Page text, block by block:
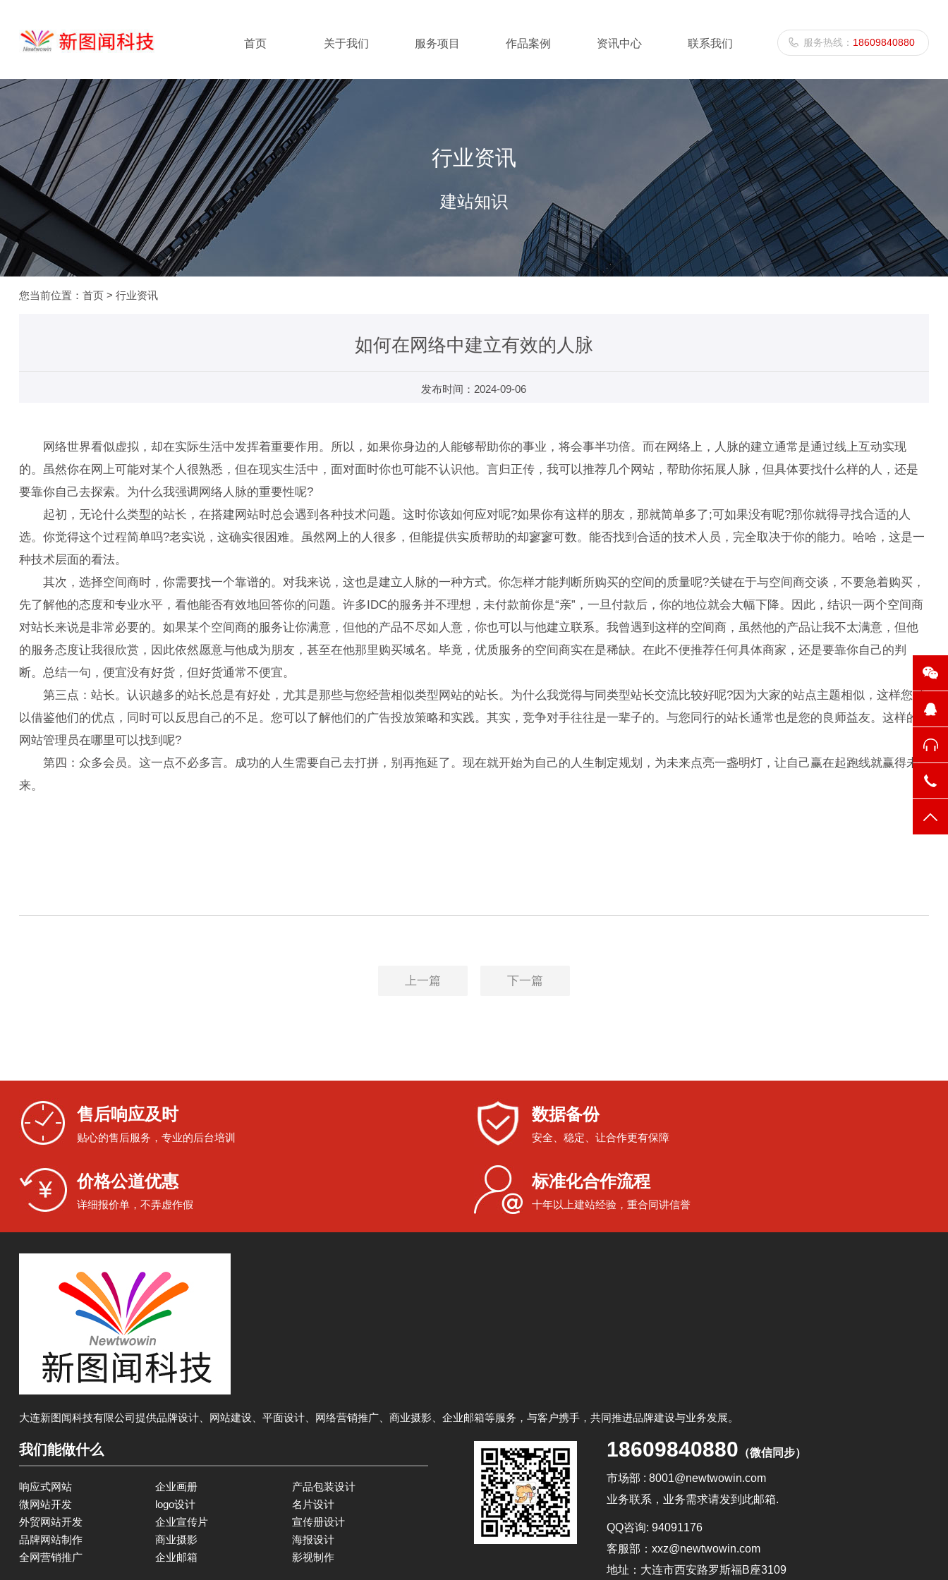
首页 关于我们 服务项目 作品案例 资讯中心 联系我们 服务热线： 18609840880
行业资讯
建站知识
您当前位置： 首页> 行业资讯
如何在网络中建立有效的人脉
发布时间：2024-09-06
网络世界看似虚拟，却在实际生活中发挥着重要作用。所以，如果你身边的人能够帮助你的事业，将会事半功倍。而在网络上，人脉的建立通常是通过线上互动实现
的。虽然你在网上可能对某个人很熟悉，但在现实生活中，面对面时你也可能不认识他。言归正传，我可以推荐几个网站，帮助你拓展人脉，但具体要找什么样的人，还是
要靠你自己去探索。为什么我强调网络人脉的重要性呢?
起初，无论什么类型的站长，在搭建网站时总会遇到各种技术问题。这时你该如何应对呢?如果你有这样的朋友，那就简单多了;可如果没有呢?那你就得寻找合适的人
选。你觉得这个过程简单吗?老实说，这确实很困难。虽然网上的人很多，但能提供实质帮助的却寥寥可数。能否找到合适的技术人员，完全取决于你的能力。哈哈，这是一
种技术层面的看法。
其次，选择空间商时，你需要找一个靠谱的。对我来说，这也是建立人脉的一种方式。你怎样才能判断所购买的空间的质量呢?关键在于与空间商交谈，不要急着购买，
先了解他的态度和专业水平，看他能否有效地回答你的问题。许多IDC的服务并不理想，未付款前你是“亲”，一旦付款后，你的地位就会大幅下降。因此，结识一两个空间商
对站长来说是非常必要的。如果某个空间商的服务让你满意，但他的产品不尽如人意，你也可以与他建立联系。我曾遇到这样的空间商，虽然他的产品让我不太满意，但他
的服务态度让我很欣赏，因此依然愿意与他成为朋友，甚至在他那里购买域名。毕竟，优质服务的空间商实在是稀缺。在此不便推荐任何具体商家，还是要靠你自己的判
断。总结一句，便宜没有好货，但好货通常不便宜。
第三点：站长。认识越多的站长总是有好处，尤其是那些与您经营相似类型网站的站长。为什么我觉得与同类型站长交流比较好呢?因为大家的站点主题相似，这样您可
以借鉴他们的优点，同时可以反思自己的不足。您可以了解他们的广告投放策略和实践。其实，竞争对手往往是一辈子的。与您同行的站长通常也是您的良师益友。这样的
网站管理员在哪里可以找到呢?
第四：众多会员。这一点不必多言。成功的人生需要自己去打拼，别再拖延了。现在就开始为自己的人生制定规划，为未来点亮一盏明灯，让自己赢在起跑线就赢得未
来。
上一篇 下一篇
售后响应及时
贴心的售后服务，专业的后台培训
数据备份
安全、稳定、让合作更有保障
价格公道优惠
详细报价单，不弄虚作假
标准化合作流程
十年以上建站经验，重合同讲信誉
大连新图闻科技有限公司提供品牌设计、网站建设、平面设计、网络营销推广、商业摄影、企业邮箱等服务，与客户携手，共同推进品牌建设与业务发展。
我们能做什么
响应式网站 企业画册
产品包装设计
微网站开发
logo设计
名片设计
外贸网站开发
企业宣传片
宣传册设计
品牌网站制作
商业摄影
海报设计
全网营销推广
企业邮箱 影视制作
18609840880 （微信同步）
市场部 : 8001@newtwowin.com
业务联系，业务需求请发到此邮箱.
QQ咨询: 94091176
客服部：xxz@newtwowin.com
地址：大连市西安路罗斯福B座3109